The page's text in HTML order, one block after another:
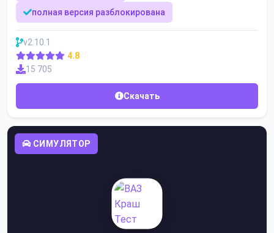
полная версия разблокирована
v2.10.1
4.8
15 705
Скачать
СИМУЛЯТОР